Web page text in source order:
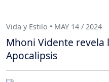
Vida y Estilo • MAY 14 / 2024
Mhoni Vidente revela
Apocalipsis